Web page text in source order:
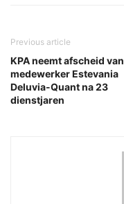
Previous article
KPA neemt afscheid van
medewerker Estevania
Deluvia-Quant na 23
dienstjaren